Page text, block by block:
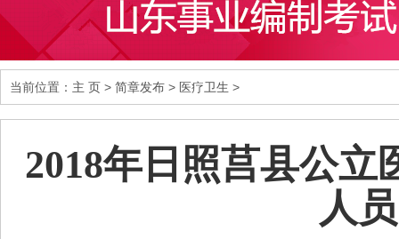
当前位置： 主 页 > 简章发布 > 医疗卫生 >
2018年日照莒县公
人